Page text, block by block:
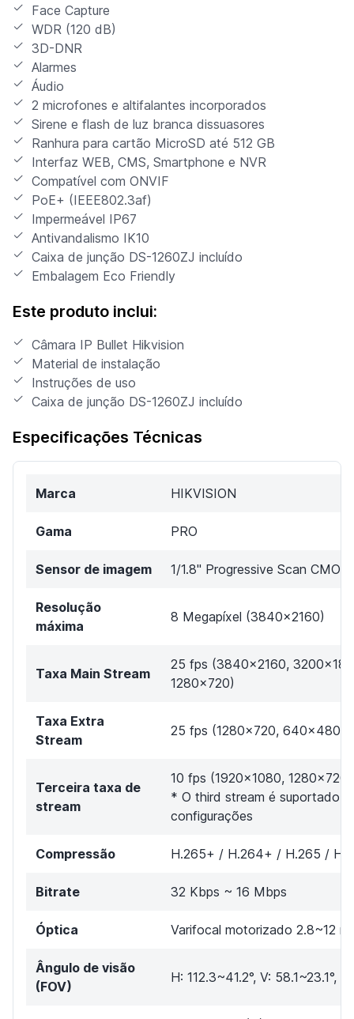
Face Capture
WDR (120 dB)
3D-DNR
Alarmes
Áudio
2 microfones e altifalantes incorporados
Sirene e flash de luz branca dissuasores
Ranhura para cartão MicroSD até 512 GB
Interfaz WEB, CMS, Smartphone e NVR
Compatível com ONVIF
PoE+ (IEEE802.3af)
Impermeável IP67
Antivandalismo IK10
Caixa de junção DS-1260ZJ incluído
Embalagem Eco Friendly
Este produto inclui:
Câmara IP Bullet Hikvision
Material de instalação
Instruções de uso
Caixa de junção DS-1260ZJ incluído
Especificações Técnicas
Marca HIKVISION
Gama PRO
Sensor de imagem 1/1.8" Progressive Scan CMOS
Resolução
máxima
8 Megapíxel (3840x2160)
Taxa Main Stream
25 fps (3840x2160,
1280×720)
Taxa Extra
Stream
25 fps (1280x720, 640x480,
Terceira taxa de
stream
10 fps (1920x1080,
* O third stream é suportado
configurações
Compressão H.265+ / H.264+ / H.265 /
Bitrate 32 Kbps ~ 16 Mbps
Óptica Varifocal motorizado 2.8~12
Ângulo de visão
(FOV)
H: 112.3~41.2°, V: 58.1~23.1°,